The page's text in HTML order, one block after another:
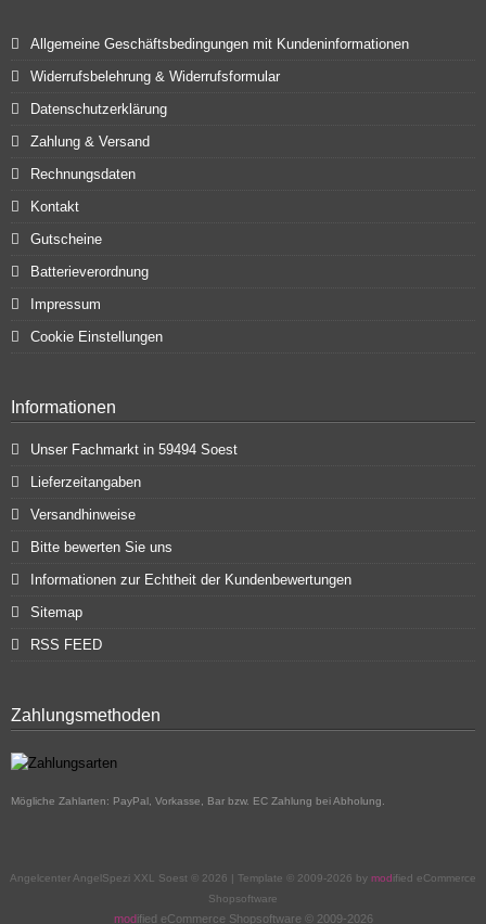
Allgemeine Geschäftsbedingungen mit Kundeninformationen
Widerrufsbelehrung & Widerrufsformular
Datenschutzerklärung
Zahlung & Versand
Rechnungsdaten
Kontakt
Gutscheine
Batterieverordnung
Impressum
Cookie Einstellungen
Informationen
Unser Fachmarkt in 59494 Soest
Lieferzeitangaben
Versandhinweise
Bitte bewerten Sie uns
Informationen zur Echtheit der Kundenbewertungen
Sitemap
RSS FEED
Zahlungsmethoden
Mögliche Zahlarten: PayPal, Vorkasse, Bar bzw. EC Zahlung bei Abholung.
Angelcenter AngelSpezi XXL Soest © 2026 | Template © 2009-2026 by mod ified eCommerce
Shopsoftware
modified eCommerce Shopsoftware © 2009-2026